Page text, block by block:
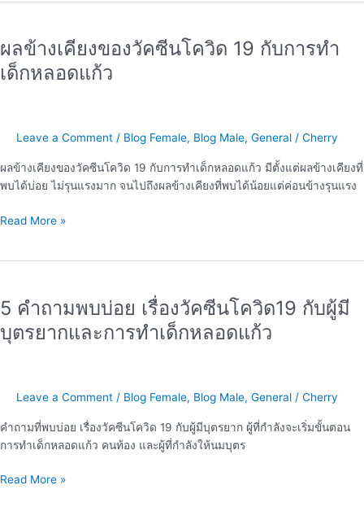
ผลข้างเคียงของวัคซีนโควิด 19 กับการทำ
เด็กหลอดแก้ว
Leave a Comment / Blog Female, Blog Male, General / Cherry
ผลข้างเคียงของวัคซีนโควิด 19 กับการทำเด็กหลอดแก้ว มีตั้งแต่ผลข้างเคียงที่
พบได้บ่อย ไม่รุนแรงมาก จนไปถึงผลข้างเคียงที่พบได้น้อยแต่ค่อนข้างรุนแรง
เคียง
ของ
วัคซีน
การ
ทำ
หลอด
Read More »
5 คำถามพบบ่อย เรื่องวัคซีนโควิด19 กับผู้มี
บุตรยากและการทำเด็กหลอดแก้ว
Leave a Comment / Blog Female, Blog Male, General / Cherry
คำถามที่พบบ่อย เรื่องวัคซีนโควิด 19 กับผู้มีบุตรยาก ผู้ที่กำลังจะเริ่มขั้นตอน
การทำเด็กหลอดแก้ว คนท้อง และผู้ที่กำลังให้นมบุตร
พบ
เรื่อง
วิด19
ผู้
มี
ยาก
Read More »